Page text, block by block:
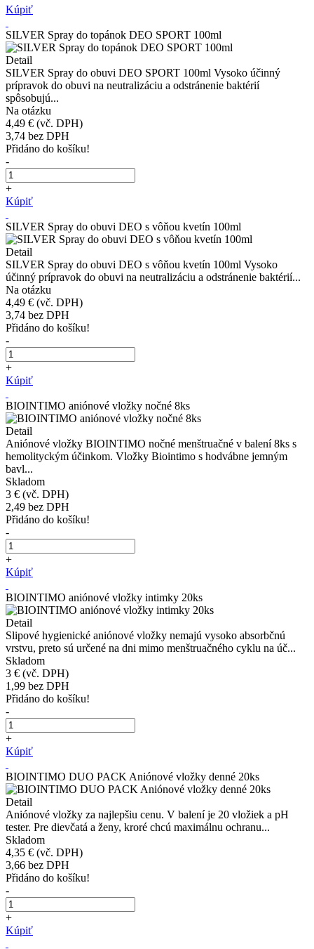
Kúpiť
SILVER Spray do topánok DEO SPORT 100ml
Detail
SILVER Spray do obuvi DEO SPORT 100ml Vysoko účinný
prípravok do obuvi na neutralizáciu a odstránenie baktérií
spôsobujú...
Na otázku
4,49 € (vč. DPH)
3,74 bez DPH
Přidáno do košíku!
-
+
Kúpiť
SILVER Spray do obuvi DEO s vôňou kvetín 100ml
Detail
SILVER Spray do obuvi DEO s vôňou kvetín 100ml Vysoko
účinný prípravok do obuvi na neutralizáciu a odstránenie baktérií...
Na otázku
4,49 € (vč. DPH)
3,74 bez DPH
Přidáno do košíku!
-
+
Kúpiť
BIOINTIMO aniónové vložky nočné 8ks
Detail
Aniónové vložky BIOINTIMO nočné menštruačné v balení 8ks s
hemolityckým účinkom. Vložky Biointimo s hodvábne jemným
bavl...
Skladom
3 € (vč. DPH)
2,49 bez DPH
Přidáno do košíku!
-
+
Kúpiť
BIOINTIMO aniónové vložky intimky 20ks
Detail
Slipové hygienické aniónové vložky nemajú vysoko absorbčnú
vrstvu, preto sú určené na dni mimo menštruačného cyklu na úč...
Skladom
3 € (vč. DPH)
1,99 bez DPH
Přidáno do košíku!
-
+
Kúpiť
BIOINTIMO DUO PACK Aniónové vložky denné 20ks
Detail
Aniónové vložky za najlepšiu cenu. V balení je 20 vložiek a pH
tester. Pre dievčatá a ženy, kroré chcú maximálnu ochranu...
Skladom
4,35 € (vč. DPH)
3,66 bez DPH
Přidáno do košíku!
-
+
Kúpiť